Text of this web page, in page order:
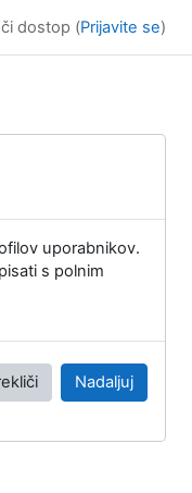
dostop (Prijavite se)
uporabnikov.
s polnim
Nadaljuj